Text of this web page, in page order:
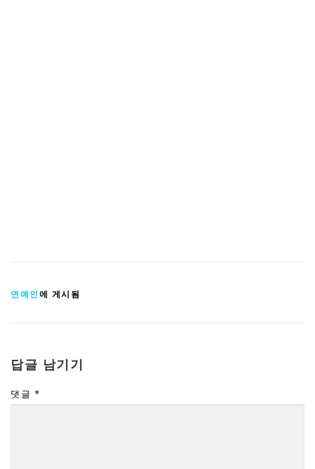
연예인에 게시됨
답글 남기기
댓글 *